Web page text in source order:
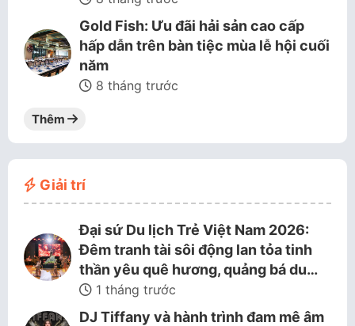
Gold Fish: Ưu đãi hải sản cao cấp
hấp dẫn trên bàn tiệc mùa lễ hội cuối
năm
8 tháng trước
Thêm
Giải trí
Đại sứ Du lịch Trẻ Việt Nam 2026:
Đêm tranh tài sôi động lan tỏa tinh
thần yêu quê hương, quảng bá du…
1 tháng trước
DJ Tiffany và hành trình đam mê âm